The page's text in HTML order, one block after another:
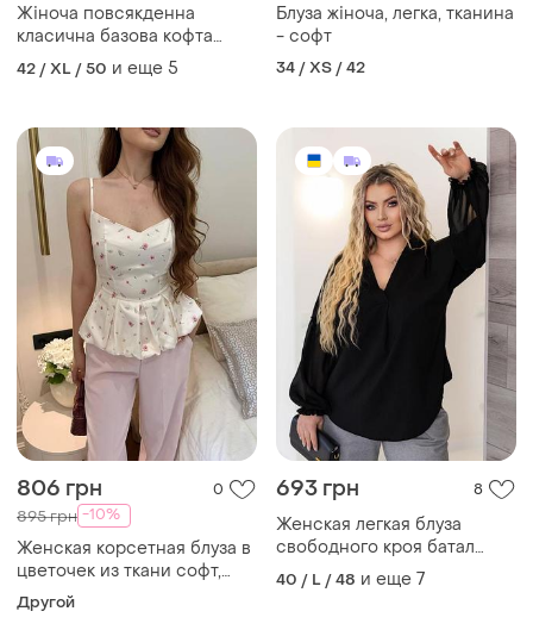
Жіноча повсякденна
класична базова кофта
блуза блузка тканина софт
42 / XL / 50 и еще 5
Блуза жіноча, легка, тканина
- софт
34 / XS / 42
806 грн 0
895 грн -10%
Женская корсетная блуза в
цветочек из ткани софт,
летняя романтичная блузка
с акцентом на талии
Другой
693 грн 8
Женская легкая блуза
свободного кроя батал
ткань софт рукав шифон
40 / L / 48 и еще 7